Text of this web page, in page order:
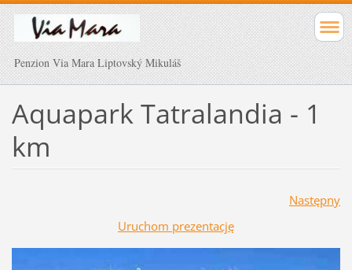
Penzion Via Mara Liptovský Mikuláš
Aquapark Tatralandia - 1
km
Następny
Uruchom prezentację